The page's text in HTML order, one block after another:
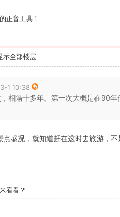
正音工具！
示全部楼层
1 10:38
相隔十多年。第一次大概是在90
盛况，就知道赶在这时去旅游，不
看看？